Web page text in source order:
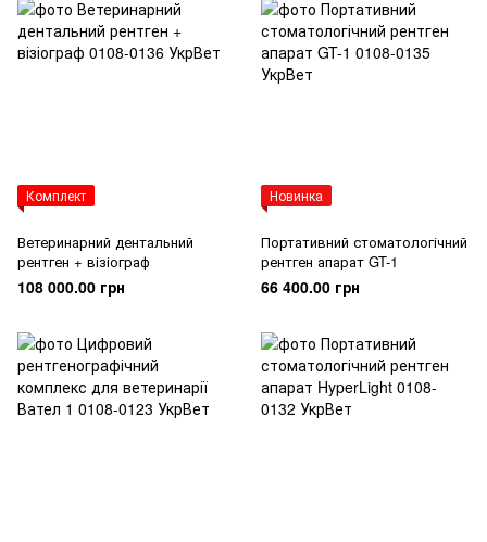
Комплект
Ветеринарний дентальний
рентген + візіограф
108 000.00 грн
Новинка
Портативний стоматологічний
рентген апарат GT-1
66 400.00 грн